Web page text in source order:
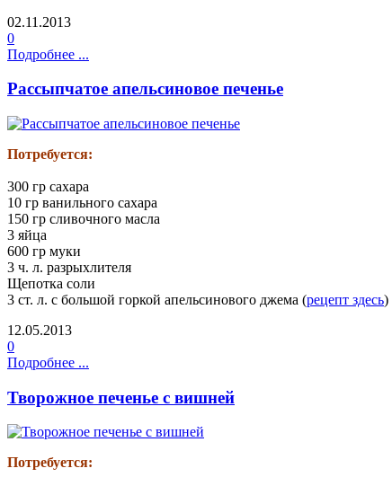
02.11.2013
0
Подробнее ...
Рассыпчатое апельсиновое печенье
Потребуется:
300 гр сахара
10 гр ванильного сахара
150 гр сливочного масла
3 яйца
600 гр муки
3 ч. л. разрыхлителя
Щепотка соли
3 ст. л. с большой горкой апельсинового джема (рецепт здесь)
12.05.2013
0
Подробнее ...
Творожное печенье с вишней
Потребуется: